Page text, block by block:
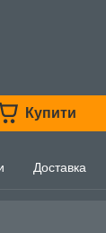
Купити
Доставка